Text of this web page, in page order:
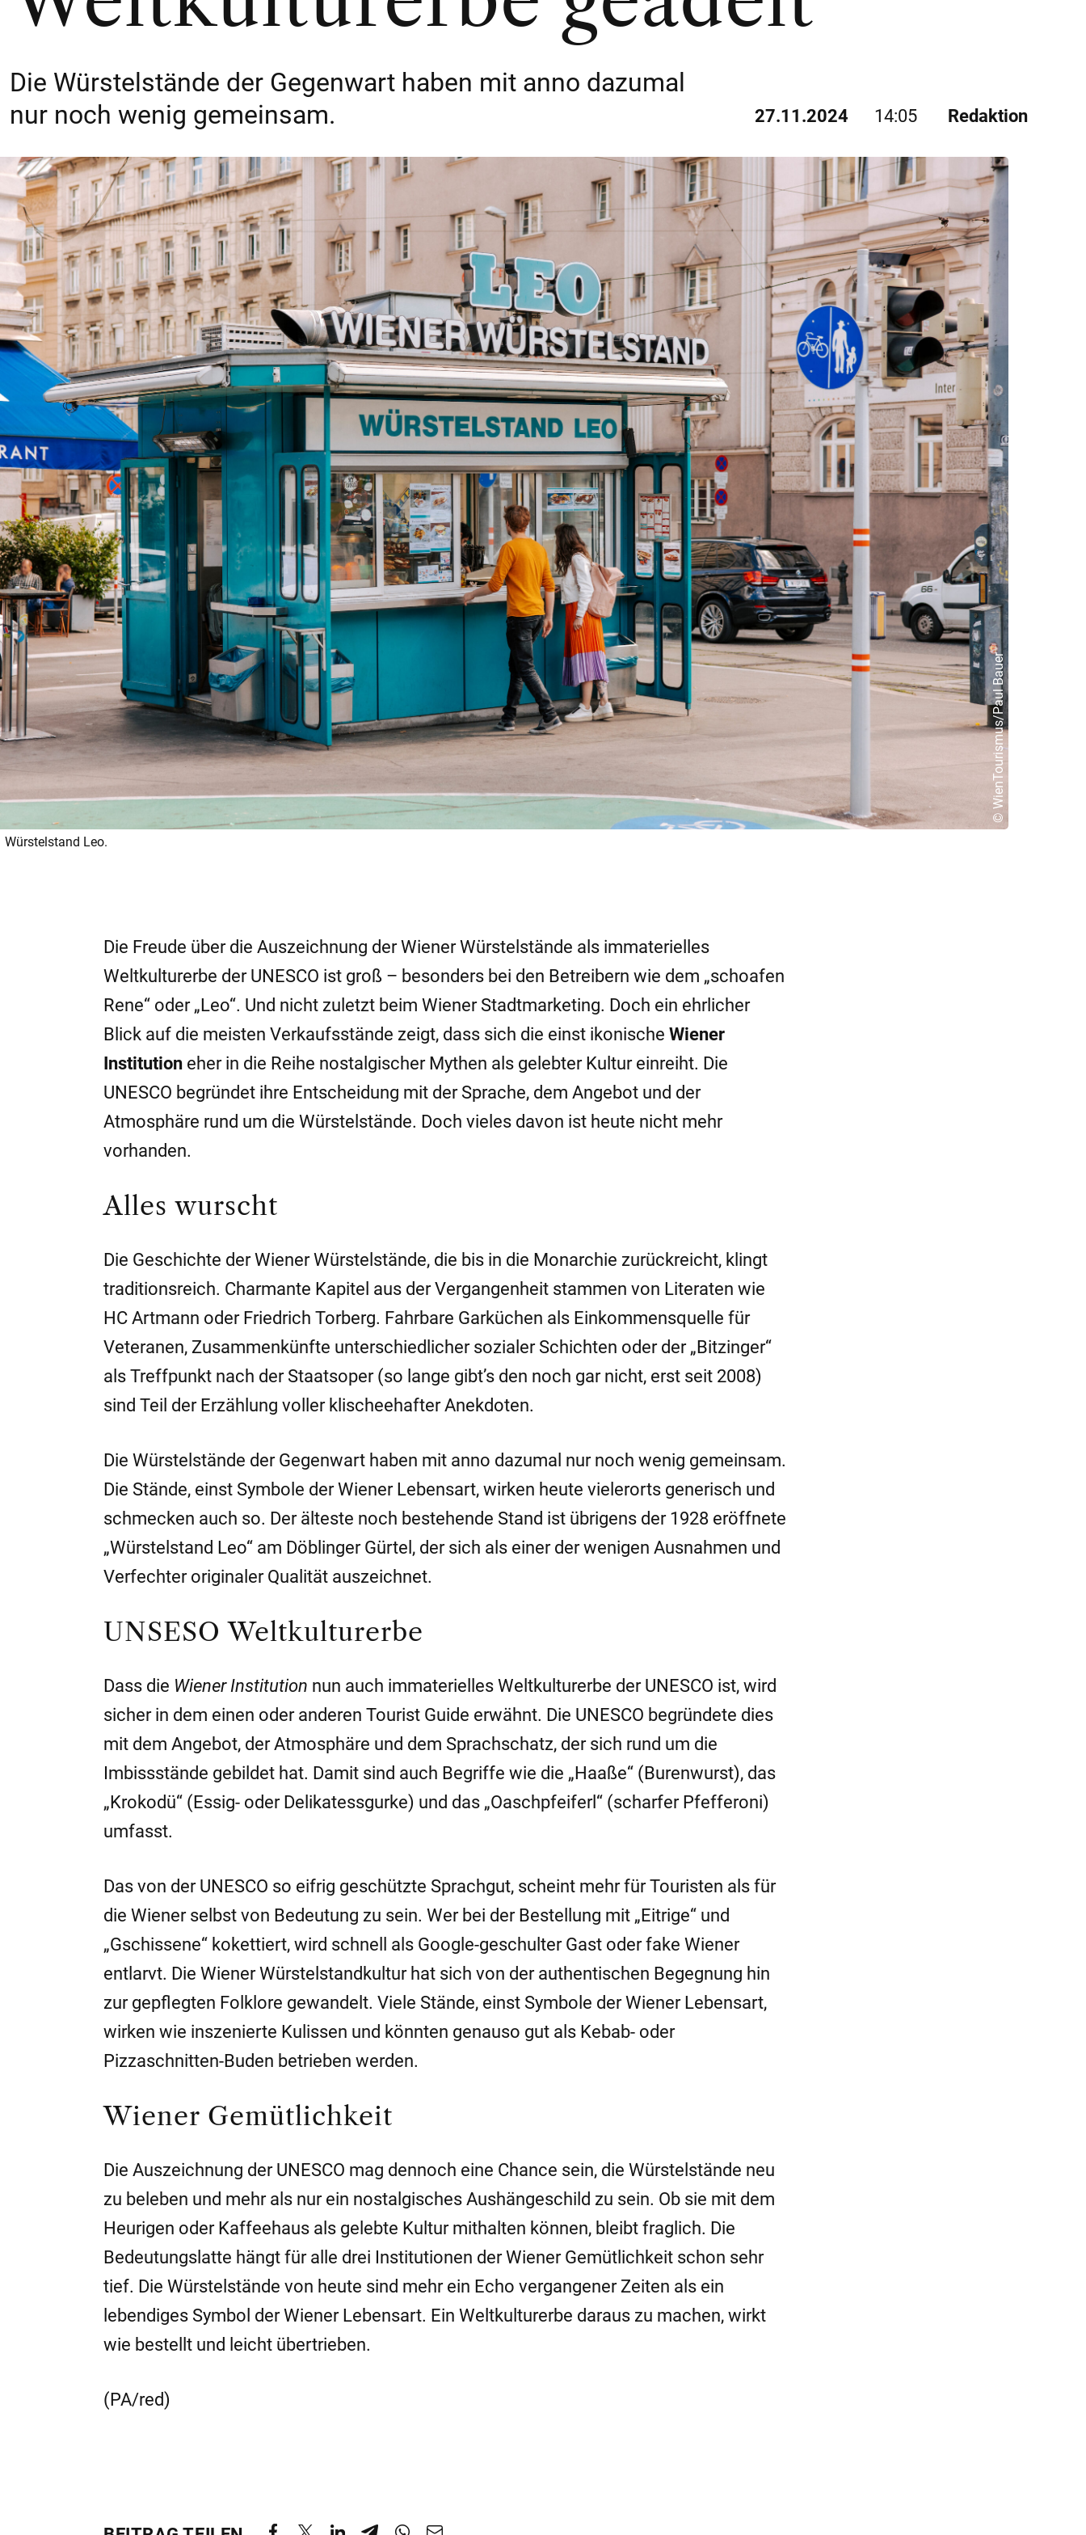
Die Würstelstände der Gegenwart haben mit anno dazumal
nur noch wenig gemeinsam.
27.11.2024 14:05 Redaktion
© WienTourismus/Paul Bauer
Würstelstand Leo.
Die Freude über die Auszeichnung der Wiener Würstelstände als immaterielles
Weltkulturerbe der UNESCO ist groß – besonders bei den Betreibern wie dem „schoafen
Rene“ oder „Leo“. Und nicht zuletzt beim Wiener Stadtmarketing. Doch ein ehrlicher
Blick auf die meisten Verkaufsstände zeigt, dass sich die einst ikonische Wiener
Institution eher in die Reihe nostalgischer Mythen als gelebter Kultur einreiht. Die
UNESCO begründet ihre Entscheidung mit der Sprache, dem Angebot und der
Atmosphäre rund um die Würstelstände. Doch vieles davon ist heute nicht mehr
vorhanden.
Alles wurscht
Die Geschichte der Wiener Würstelstände, die bis in die Monarchie zurückreicht, klingt
traditionsreich. Charmante Kapitel aus der Vergangenheit stammen von Literaten wie
HC Artmann oder Friedrich Torberg. Fahrbare Garküchen als Einkommensquelle für
Veteranen, Zusammenkünfte unterschiedlicher sozialer Schichten oder der „Bitzinger“
als Treffpunkt nach der Staatsoper (so lange gibt’s den noch gar nicht, erst seit 2008)
sind Teil der Erzählung voller klischeehafter Anekdoten.
Die Würstelstände der Gegenwart haben mit anno dazumal nur noch wenig gemeinsam.
Die Stände, einst Symbole der Wiener Lebensart, wirken heute vielerorts generisch und
schmecken auch so. Der älteste noch bestehende Stand ist übrigens der 1928 eröffnete
„Würstelstand Leo“ am Döblinger Gürtel, der sich als einer der wenigen Ausnahmen und
Verfechter originaler Qualität auszeichnet.
UNSESO Weltkulturerbe
Dass die Wiener Institution nun auch immaterielles Weltkulturerbe der UNESCO ist, wird
sicher in dem einen oder anderen Tourist Guide erwähnt. Die UNESCO begründete dies
mit dem Angebot, der Atmosphäre und dem Sprachschatz, der sich rund um die
Imbissstände gebildet hat. Damit sind auch Begriffe wie die „Haaße“ (Burenwurst), das
„Krokodü“ (Essig- oder Delikatessgurke) und das „Oaschpfeiferl“ (scharfer Pfefferoni)
umfasst.
Das von der UNESCO so eifrig geschützte Sprachgut, scheint mehr für Touristen als für
die Wiener selbst von Bedeutung zu sein. Wer bei der Bestellung mit „Eitrige“ und
„Gschissene“ kokettiert, wird schnell als Google-geschulter Gast oder fake Wiener
entlarvt. Die Wiener Würstelstandkultur hat sich von der authentischen Begegnung hin
zur gepflegten Folklore gewandelt. Viele Stände, einst Symbole der Wiener Lebensart,
wirken wie inszenierte Kulissen und könnten genauso gut als Kebab- oder
Pizzaschnitten-Buden betrieben werden.
Wiener Gemütlichkeit
Die Auszeichnung der UNESCO mag dennoch eine Chance sein, die Würstelstände neu
zu beleben und mehr als nur ein nostalgisches Aushängeschild zu sein. Ob sie mit dem
Heurigen oder Kaffeehaus als gelebte Kultur mithalten können, bleibt fraglich. Die
Bedeutungslatte hängt für alle drei Institutionen der Wiener Gemütlichkeit schon sehr
tief. Die Würstelstände von heute sind mehr ein Echo vergangener Zeiten als ein
lebendiges Symbol der Wiener Lebensart. Ein Weltkulturerbe daraus zu machen, wirkt
wie bestellt und leicht übertrieben.
(PA/red)